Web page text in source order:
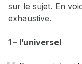
sur le sujet. En
exhaustive.
1 – l’universel